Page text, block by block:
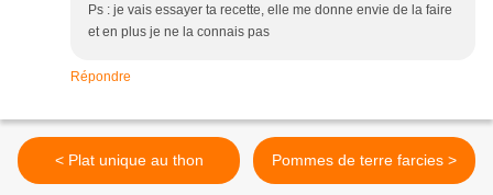
Ps : je vais essayer ta recette, elle me donne envie de la faire
et en plus je ne la connais pas
Répondre
< Plat unique au thon Pommes de terre farcies >